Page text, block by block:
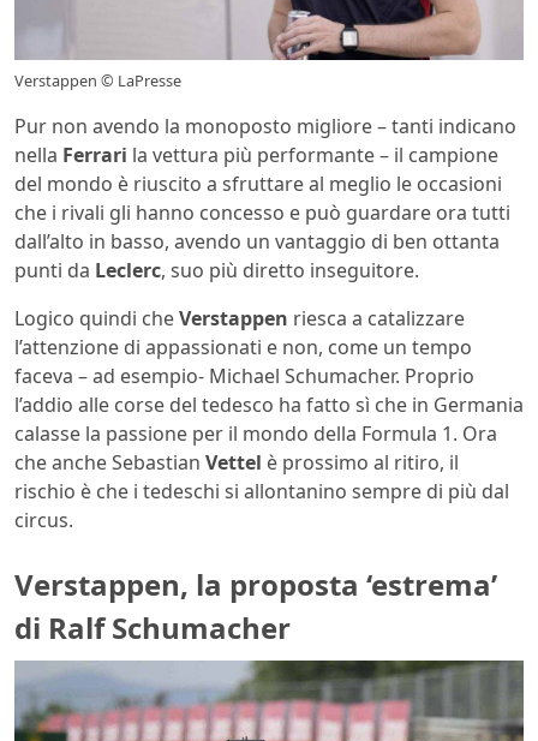
Verstappen © LaPresse
Pur non avendo la monoposto migliore – tanti indicano
nella Ferrari la vettura più performante – il campione
del mondo è riuscito a sfruttare al meglio le occasioni
che i rivali gli hanno concesso e può guardare ora tutti
dall’alto in basso, avendo un vantaggio di ben ottanta
punti da Leclerc, suo più diretto inseguitore.
Logico quindi cheVerstappen riesca a catalizzare
l’attenzione di appassionati e non, come un tempo
faceva – ad esempio- Michael Schumacher. Proprio
l’addio alle corse del tedesco ha fatto sì che in Germania
calasse la passione per il mondo della Formula 1. Ora
che anche Sebastian Vettel è prossimo al ritiro, il
rischio è che i tedeschi si allontanino sempre di più dal
circus.
Verstappen, la proposta ‘estrema’
di Ralf Schumacher